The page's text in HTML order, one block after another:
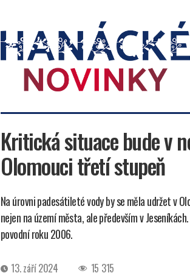
novinky
Kritická situace bude v
Olomouci třetí stupeň
Na úrovni padesátileté vody by se měla udržet v
nejen na území města, ale především v
povodní roku 2006.
Datum13. září 2024 15 315